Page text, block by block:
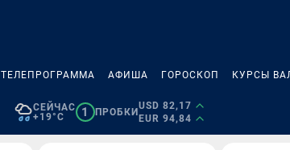
ТЕЛЕПРОГРАММА АФИША ГОРОСКОП КУРСЫ
СЕЙЧАС
+19°C
1 ПРОБКИ
USD 82,17
EUR 94,84